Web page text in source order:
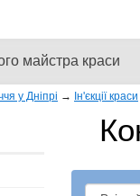
майстра краси
у Дніпрі → Ін'єкції краси